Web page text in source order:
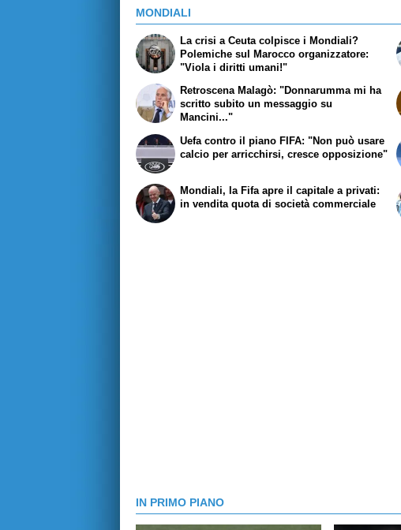
MONDIALI
La crisi a Ceuta colpisce i Mondiali?
Polemiche sul Marocco organizzatore:
"Viola i diritti umani!"
Retroscena Malagò: "Donnarumma mi ha
scritto subito un messaggio su
Mancini..."
Uefa contro il piano FIFA: "Non può usare
calcio per arricchirsi, cresce opposizione"
Mondiali, la Fifa apre il capitale a privati:
in vendita quota di società commerciale
IN PRIMO PIANO